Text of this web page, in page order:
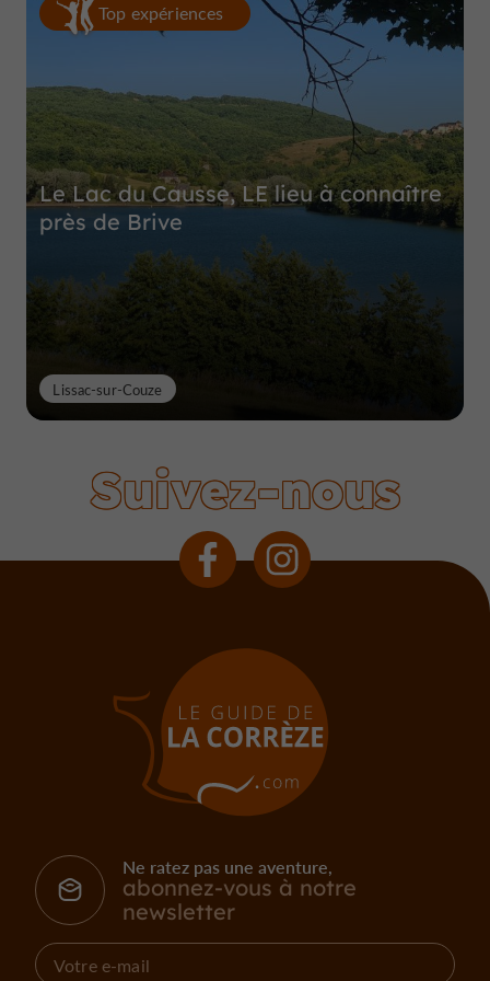
Top expériences
Le Lac du Causse, LE lieu à connaître
près de Brive
Lissac-sur-Couze
Suivez-nous
Ne ratez pas une aventure,
abonnez-vous à notre
newsletter